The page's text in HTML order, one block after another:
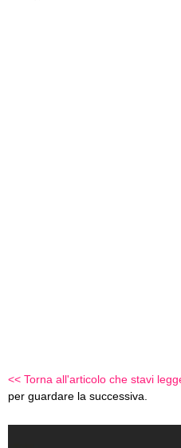
<< Torna all'articolo che stavi
per guardare la successiva.